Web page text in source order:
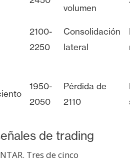
volumen
2100-
2250
Consolidación
lateral
1950-
2050
Pérdida de
2110
de trading
Tres de cinco